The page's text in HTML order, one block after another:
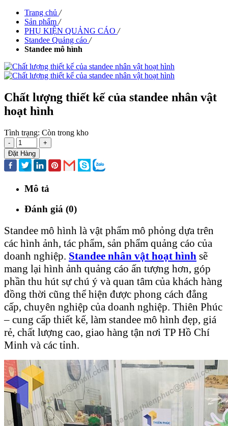
Trang chủ /
Sản phẩm /
PHỤ KIỆN QUẢNG CÁO /
Standee Quảng cáo /
Standee mô hình
Chất lượng thiết kế của standee nhân vật
hoạt hình
Tình trạng: Còn trong kho
-
+
Đặt Hàng
Mô tả
Đánh giá (0)
Standee mô hình là vật phẩm mô phỏng dựa trên
các hình ảnh, tác phẩm, sản phẩm quảng cáo của
doanh nghiệp. Standee nhân vật hoạt hình sẽ
mang lại hình ảnh quảng cáo ấn tượng hơn, góp
phần thu hút sự chú ý và quan tâm của khách hàng
đồng thời cũng thể hiện được phong cách đẳng
cấp, chuyên nghiệp của doanh nghiệp. Thiên Phúc
– cung cấp thiết kế, làm standee mô hình đẹp, giá
rẻ, chất lượng cao, giao hàng tận nơi TP Hồ Chí
Minh và các tỉnh.